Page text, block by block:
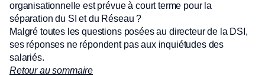
organisationnelle est prévue à court terme pour la
séparation du SI et du Réseau ?
Malgré toutes les questions posées au directeur de la DSI,
ses réponses ne répondent pas aux inquiétudes des
salariés.
Retour au sommaire